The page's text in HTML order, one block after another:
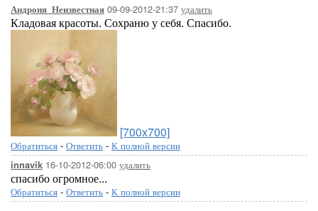
Андроня_Неизвестная 09-09-2012-21:37 удалить
Кладовая красоты. Сохраню у себя. Спасибо.
[700x700]
Обратиться - Ответить - К полной версии
innavik 16-10-2012-06:00 удалить
спасибо огромное...
Обратиться - Ответить - К полной версии